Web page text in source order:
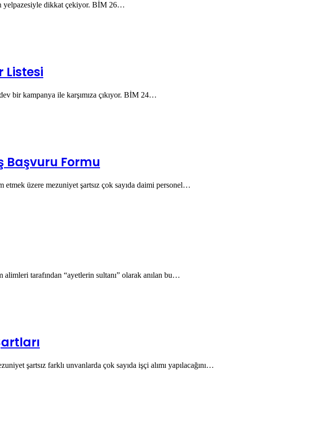
yelpazesiyle dikkat çekiyor. BİM 26…
Listesi
bir kampanya ile karşımıza çıkıyor. BİM 24…
Başvuru Formu
üzere mezuniyet şartsız çok sayıda daimi personel…
tarafından “ayetlerin sultanı” olarak anılan bu…
şartsız farklı unvanlarda çok sayıda işçi alımı yapılacağını…